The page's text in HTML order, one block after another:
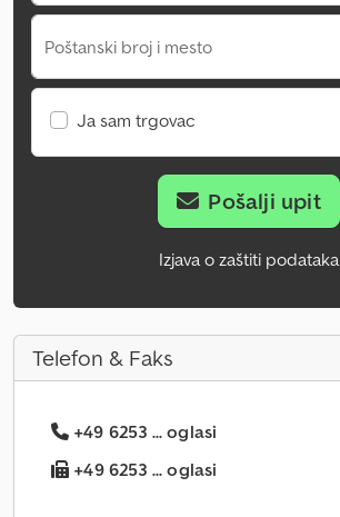
Poštanski broj i mesto
Ja sam trgovac
Pošalji upit
Izjava o zaštiti podataka
Telefon & Faks
+49 6253 ... oglasi
+49 6253 ... oglasi